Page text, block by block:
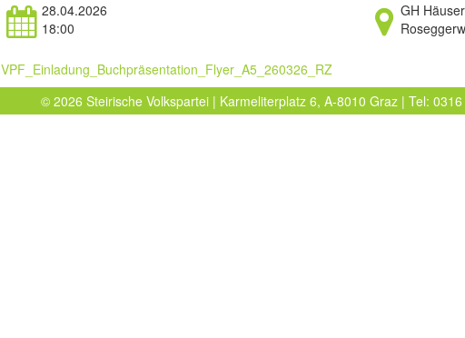
28.04.2026
18:00
GH
VPF_Einladung_Buchpräsentation_Flyer_A5_260326_RZ
© 2026 Steirische Volkspartei | Karmeliterplatz 6, A-8010 Graz | Tel: